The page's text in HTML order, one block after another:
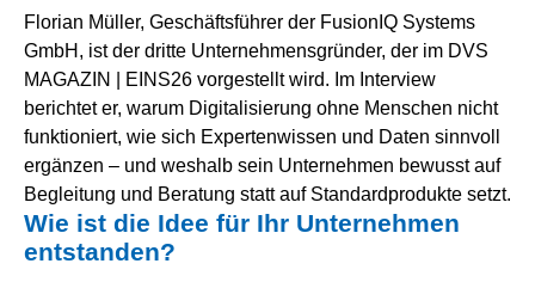
Florian Müller, Geschäftsführer der FusionIQ Systems
GmbH, ist der dritte Unternehmensgründer, der im DVS
MAGAZIN | EINS26 vorgestellt wird. Im Interview
berichtet er, warum Digitalisierung ohne Menschen nicht
funktioniert, wie sich Expertenwissen und Daten sinnvoll
ergänzen – und weshalb sein Unternehmen bewusst auf
Begleitung und Beratung statt auf Standardprodukte setzt.
Wie ist die Idee für Ihr Unternehmen
entstanden?